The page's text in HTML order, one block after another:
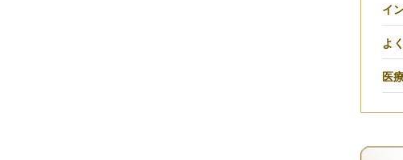
イ
よ
医